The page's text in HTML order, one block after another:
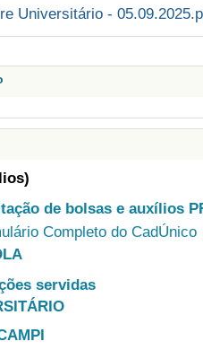
Universitário -
de bolsas e auxílios
Completo do CadÚnico
servidas